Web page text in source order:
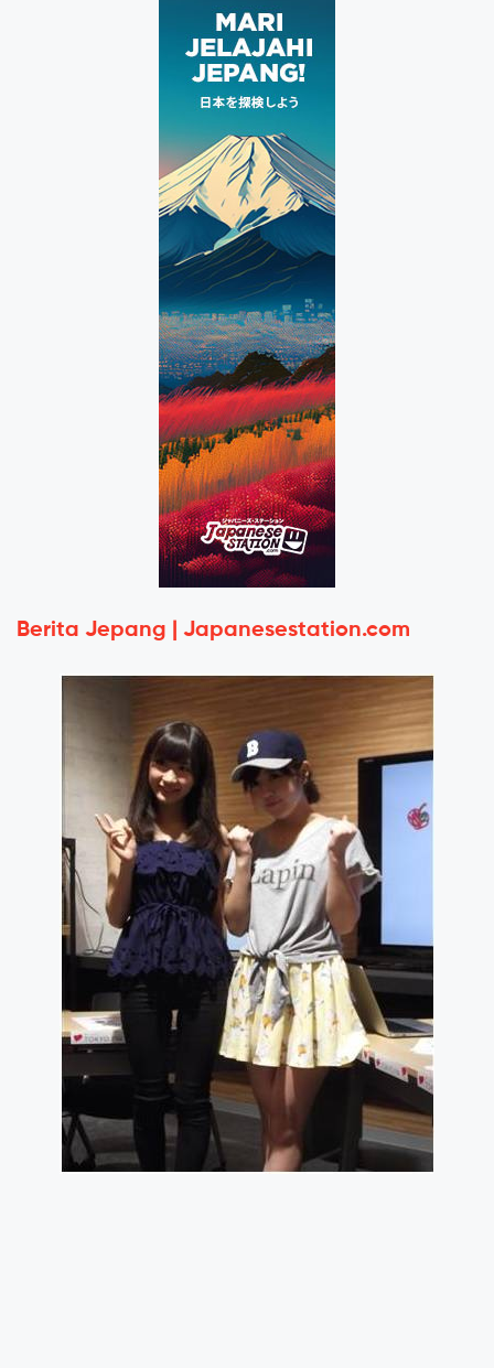
Berita Jepang | Japanesestation.com